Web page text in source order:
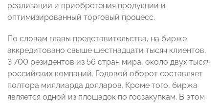
реализации и приобретения продукции и
оптимизированный торговый процесс.
По словам главы представительства, на бирже
аккредитовано свыше шестнадцати тысяч клиентов,
3 700 резидентов из 56 стран мира, около двух тысяч
российских компаний. Годовой оборот составляет
полтора миллиарда долларов. Кроме того, биржа
является одной из площадок по госзакупкам. В этом